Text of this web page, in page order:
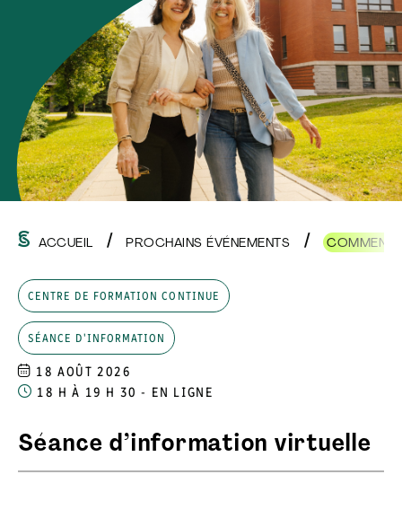
ACCUEIL PROCHAINS ÉVÉNEMENTS
CENTRE DE FORMATION CONTINUE
SÉANCE D'INFORMATION
18 AOÛT 2026
18 H À 19 H 30 - EN LIGNE
Séance d’information virtuelle